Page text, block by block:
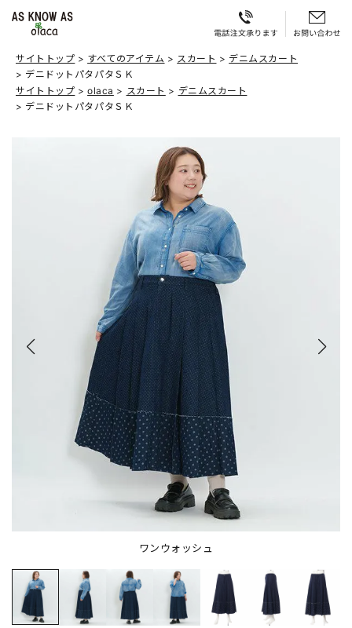
サイトトップ すべてのアイテム スカート
デニムスカート
デニドットパタパタＳＫ
サイトトップ
olaca スカート
デニムスカート
デニドットパタパタＳＫ
ワンウォッシュ